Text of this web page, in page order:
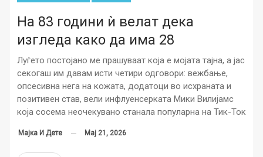
На 83 години ѝ велат дека
изгледа како да има 28
Луѓето постојано ме прашуваат која е мојата тајна, а јас
секогаш им давам исти четири одговори: вежбање,
опсесивна нега на кожата, додатоци во исхраната и
позитивен став, вели инфлуенсерката Мики Вилијамс
која сосема неочекувано станала популарна на Тик-Ток
Мајка И Дете Мај 21, 2026